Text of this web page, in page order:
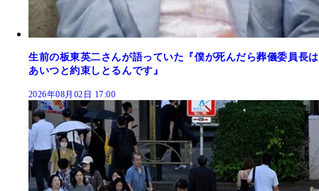
生前の板東英二さんが語っていた『僕が死んだら葬儀委員長は
あいつと約束しとるんです』
2026年08月02日 17:00